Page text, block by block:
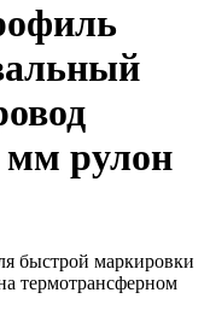
мм рулон
быстрой маркировки
термотрансферном